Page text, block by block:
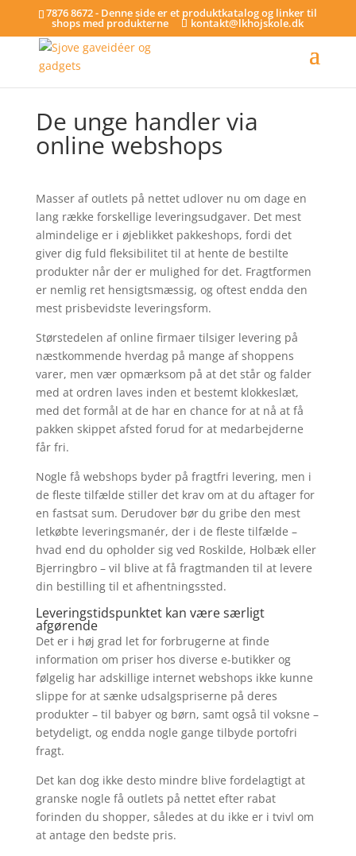
7876 8672 - Denne side er et produktkatalog og linker til
shops med produkterne kontakt@lkhojskole.dk
De unge handler via
online webshops
Masser af outlets på nettet udlover nu om dage en
lang række forskellige leveringsudgaver. Det mest
almindelige er i øjeblikket pakkeshops, fordi det
giver dig fuld fleksibilitet til at hente de bestilte
produkter når der er mulighed for det. Fragtformen
er nemlig ret hensigtsmæssig, og oftest endda den
mest prisbevidste leveringsform.
Størstedelen af online firmaer tilsiger levering på
næstkommende hverdag på mange af shoppens
varer, men vær opmærksom på at det står og falder
med at ordren laves inden et bestemt klokkeslæt,
med det formål at de har en chance for at nå at få
pakken skippet afsted forud for at medarbejderne
får fri.
Nogle få webshops byder på fragtfri levering, men i
de fleste tilfælde stiller det krav om at du aftager for
en fastsat sum. Derudover bør du gribe den mest
letkøbte leveringsmanér, der i de fleste tilfælde –
hvad end du opholder sig ved Roskilde, Holbæk eller
Bjerringbro – vil blive at få fragtmanden til at levere
din bestilling til et afhentningssted.
Leveringstidspunktet kan være særligt
afgørende
Det er i høj grad let for forbrugerne at finde
information om priser hos diverse e-butikker og
følgelig har adskillige internet webshops ikke kunne
slippe for at sænke udsalgspriserne på deres
produkter – til babyer og børn, samt også til voksne –
betydeligt, og endda nogle gange tilbyde portofri
fragt.
Det kan dog ikke desto mindre blive fordelagtigt at
granske nogle få outlets på nettet efter rabat
forinden du shopper, således at du ikke er i tvivl om
at antage den bedste pris.